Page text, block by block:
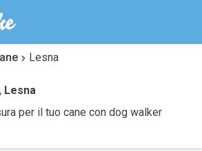
Lesna
, Lesna
per il tuo cane con dog walker